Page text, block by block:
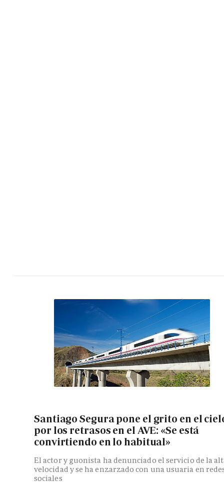
Santiago Segura pone el grito en el
por los retrasos en el AVE: «Se está
convirtiendo en lo habitual»
El actor y guonista ha denunciado el servicio de la
velocidad y se ha enzarzado con una usuaria en
sociales